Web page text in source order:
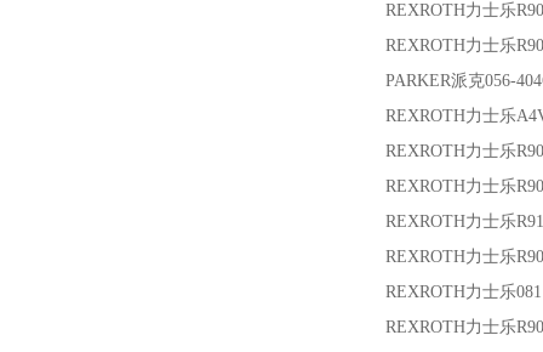
REXROTH力士乐
REXROTH力士乐
PARKER派克056-
REXROTH力士乐
REXROTH力士乐
REXROTH力士乐
REXROTH力士乐
REXROTH力士乐
REXROTH力士乐
REXROTH力士乐